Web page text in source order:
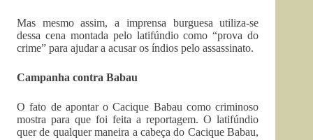
Mas mesmo assim, a imprensa burguesa utiliza-se
dessa cena montada pelo latifúndio como “prova do
crime” para ajudar a acusar os índios pelo assassinato.
Campanha contra Babau
O fato de apontar o Cacique Babau como criminoso
mostra para que foi feita a reportagem. O latifúndio
quer de qualquer maneira a cabeça do Cacique Babau,